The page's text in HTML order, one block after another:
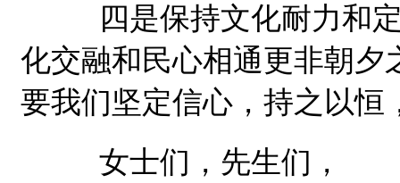
四是保持文化耐力和定
化交融和民心相通更非朝夕
要我们坚定信心，持之以恒
女士们，先生们，